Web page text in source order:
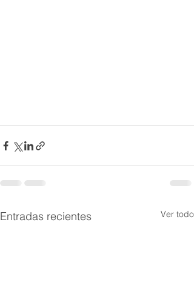
Entradas recientes Ver todo